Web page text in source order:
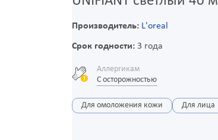
Производитель: L'oreal
Срок годности:3 года
Аллергикам
С осторожностью
Для омоложения кожи Для лица